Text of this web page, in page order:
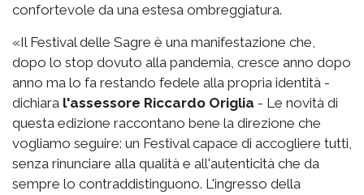
confortevole da una estesa ombreggiatura.
«Il Festival delle Sagre è una manifestazione che,
dopo lo stop dovuto alla pandemia, cresce anno dopo
anno ma lo fa restando fedele alla propria identità -
dichiara l'assessore Riccardo Origlia - Le novità di
questa edizione raccontano bene la direzione che
vogliamo seguire: un Festival capace di accogliere tutti,
senza rinunciare alla qualità e all'autenticità che da
sempre lo contraddistinguono. L'ingresso della